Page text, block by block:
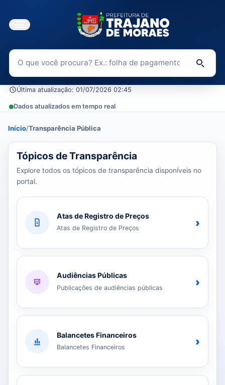
Buscar no Portal da Transparência
Última atualização: 01/07/2026 02:45
Dados atualizados em tempo real
Início/Transparência Pública
39 tópicos carregados do banco de dados.
Tópicos de Transparência
Explore todos os tópicos de transparência disponíveis no
portal.
Atas de Registro de Preços
Atas de Registro de Preços ›
Audiências Públicas
Publicações de audiências públicas ›
Balancetes Financeiros
Balancetes Financeiros ›